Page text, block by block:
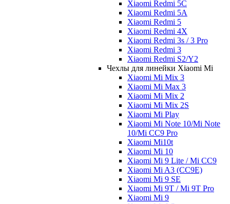
Xiaomi Redmi 5C
Xiaomi Redmi 5A
Xiaomi Redmi 5
Xiaomi Redmi 4X
Xiaomi Redmi 3s / 3 Pro
Xiaomi Redmi 3
Xiaomi Redmi S2/Y2
Чехлы для линейки Xiaomi Mi
Xiaomi Mi Mix 3
Xiaomi Mi Max 3
Xiaomi Mi Mix 2
Xiaomi Mi Mix 2S
Xiaomi Mi Play
Xiaomi Mi Note 10/Mi Note
10/Mi CC9 Pro
Xiaomi Mi10t
Xiaomi Mi 10
Xiaomi Mi 9 Lite / Mi CC9
Xiaomi Mi A3 (CC9E)
Xiaomi Mi 9 SE
Xiaomi Mi 9T / Mi 9T Pro
Xiaomi Mi 9